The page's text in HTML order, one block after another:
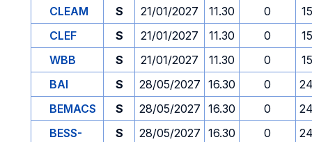
CLEAM
S 21/01/2027 11.30 0
CLEF
S 21/01/2027 11.30 0
WBB
S 21/01/2027 11.30 0
BAI
S 28/05/2027 16.30 0
BEMACS
S 28/05/2027 16.30 0
BESS-
S 28/05/2027 16.30 0